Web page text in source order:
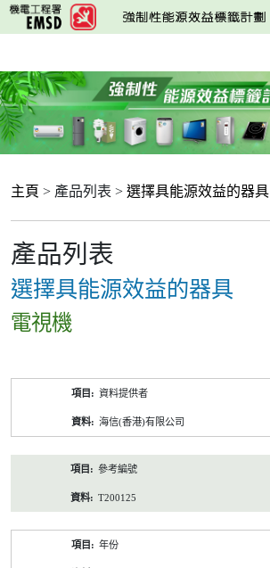
跳
至
要
內
容
主頁 > 產品列表 > 選擇具能源效益的器具
產品列表
選擇具能源效益的器具
電視機
資料提供者
海信(香港)有限公司
參考編號
T200125
年份